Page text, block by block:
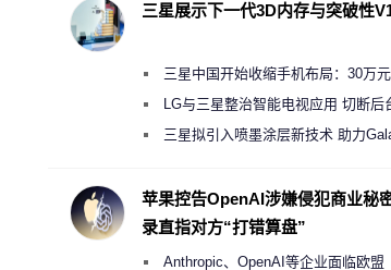
三星展示下一代3D内存与突破性
三星中国开始收缩手机布局：30万
店 将被逐步清退
LG与三星整治智能电视应用 切断后
规行为三星拟引入喷墨涂层新技术 助力
苹果控告OpenAI涉嫌侵犯商业秘
录直指对方“打错算盘”
Anthropic、OpenAI等企业面临欧盟